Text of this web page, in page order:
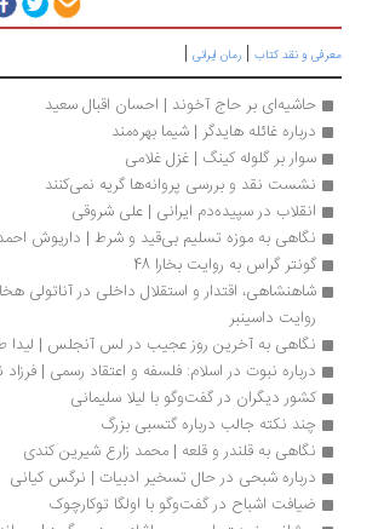
و نقد کتاب|رمان ایرانی|
حاشیه‌ای بر حاج آخوند | احسان اقبال سعید
درباره غائله هایدگر | شیما بهره‌مند
سوار بر گلوله کینگ | غزل غلامی
نشست نقد و بررسی پروانه‌ها گریه نمی‌کنند
انقلاب در سپیده‌دم ایرانی | علی شروقی
نگاهی به موزه تسلیم بی‌قید و شرط | داریوش احمدی
گونتر گراس به روایت بخارا 48
روایت داسینبر
نگاهی به آخرین روز عجیب در لس آنجلس | لیدا طرزی
درباره نبوت در اسلام: فلسفه و اعتقاد رسمی | فرزاد نعمتی
کشور دیگران در گفت‌وگو با لیلا سلیمانی
چند نکته جالب درباره گتسبی بزرگ
نگاهی به قلندر و قلعه | محمد زارع شیرین کندی
درباره شبحی در حال تسخیر ادبیات | نرگس کیانی
ضیافت اشباح در گفت‌وگو با اولگا توکارچوک